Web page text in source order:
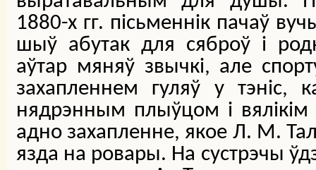
1880-х гг. пісьменнік пачаў
шыў абутак для сяброў і
аўтар мяняў звычкі, але
захапленнем гуляў у тэніс,
нядрэнным плыўцом і
адно захапленне, якое Л. М.
язда на ровары. На сустрэчы